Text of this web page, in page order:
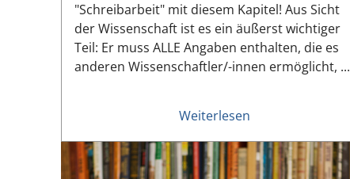
"Schreibarbeit" mit diesem Kapitel! Aus Sicht
der Wissenschaft ist es ein äußerst wichtiger
Teil: Er muss ALLE Angaben enthalten, die es
anderen Wissenschaftler/-innen ermöglicht, ...
Weiterlesen